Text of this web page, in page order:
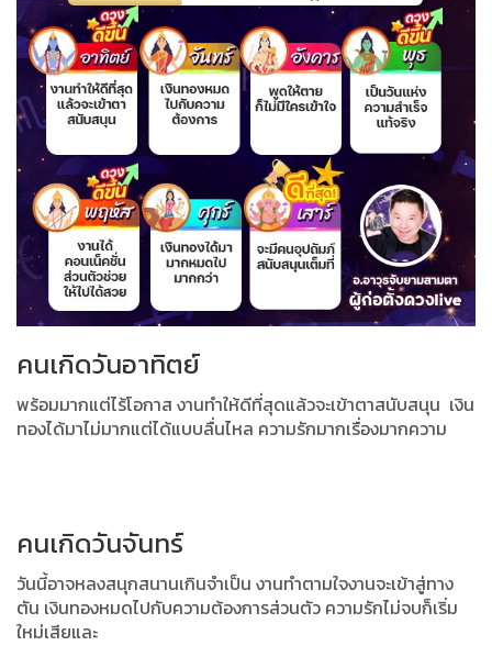
คนเกิดวันอาทิตย์
พร้อมมากแต่ไร้โอกาส งานทำให้ดีที่สุดแล้วจะเข้าตาสนับสนุน เงิน
ทองได้มาไม่มากแต่ได้แบบลื่นไหล ความรักมากเรื่องมากความ
คนเกิดวันจันทร์
วันนี้อาจหลงสนุกสนานเกินจำเป็น งานทำตามใจงานจะเข้าสู่ทาง
ตัน เงินทองหมดไปกับความต้องการส่วนตัว ความรักไม่จบก็เริ่ม
ใหม่เสียและ